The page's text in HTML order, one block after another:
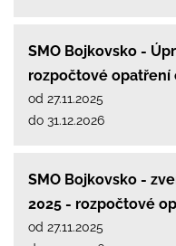
SMO Bojkovsko -
rozpočtové opatření
od 27.11.2025
do 31.12.2026
SMO Bojkovsko -
2025 - rozpočtové
od 27.11.2025